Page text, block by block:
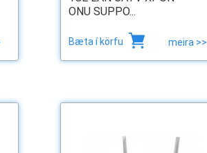
ONU SUPPO...
Bæta í körfu meira >>